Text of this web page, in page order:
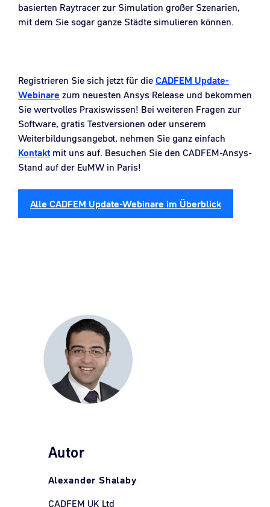
basierten Raytracer zur Simulation großer Szenarien,
mit dem Sie sogar ganze Städte simulieren können.
Registrieren Sie sich jetzt für dieCADFEM Update-
Webinare zum neuesten Ansys Release und bekommen
Sie wertvolles Praxiswissen! Bei weiteren Fragen zur
Software, gratis Testversionen oder unserem
Weiterbildungsangebot, nehmen Sie ganz einfach
Kontakt mit uns auf. Besuchen Sie den CADFEM-Ansys-
Stand auf der EuMW in Paris!
Alle CADFEM Update-Webinare im Überblick
Autor
Alexander Shalaby
CADFEM UK Ltd